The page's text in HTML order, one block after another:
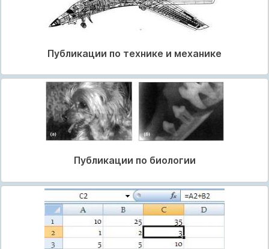
Публикации по технике и механике
Публикации по биологии